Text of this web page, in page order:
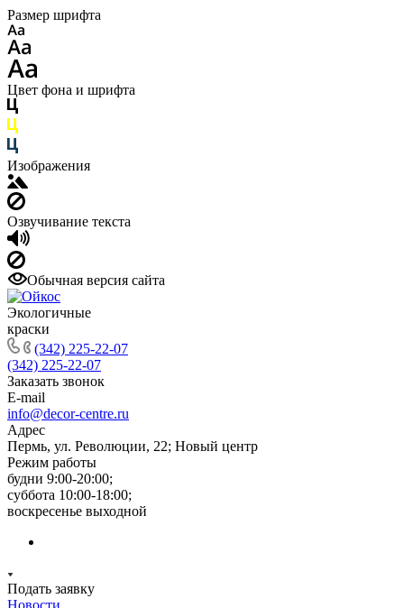
Размер шрифта
Цвет фона и шрифта
Изображения
Озвучивание текста
Обычная версия сайта
Экологичные
краски
(342) 225-22-07
(342) 225-22-07
Заказать звонок
E-mail
info@decor-centre.ru
Адрес
Пермь, ул. Революции, 22; Новый центр
Режим работы
будни 9:00-20:00;
суббота 10:00-18:00;
воскресенье выходной
Подать заявку
Новости